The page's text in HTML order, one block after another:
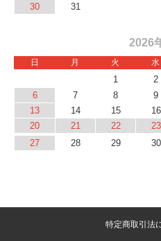
30
31
2026
日 月 火 水
1 2
6
7 8 9
13
14 15 16
20
21 22 23
27
28 29 30
特定商取引法